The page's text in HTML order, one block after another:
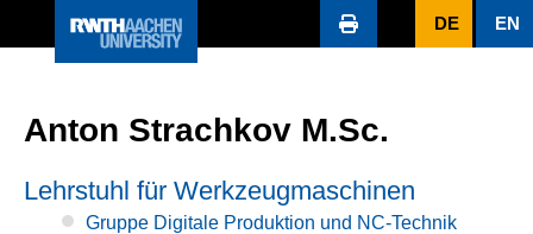
DE EN
Anton Strachkov M.Sc.
Lehrstuhl für Werkzeugmaschinen
Gruppe Digitale Produktion und NC-Technik